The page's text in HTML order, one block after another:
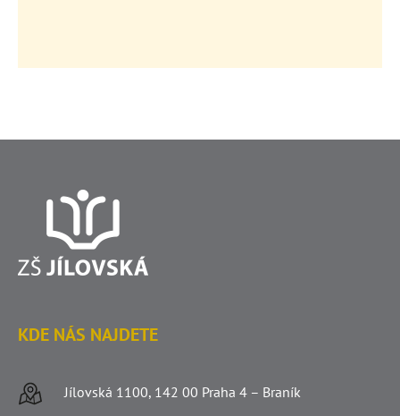
KDE NÁS NAJDETE
Jílovská 1100, 142 00 Praha 4 – Braník